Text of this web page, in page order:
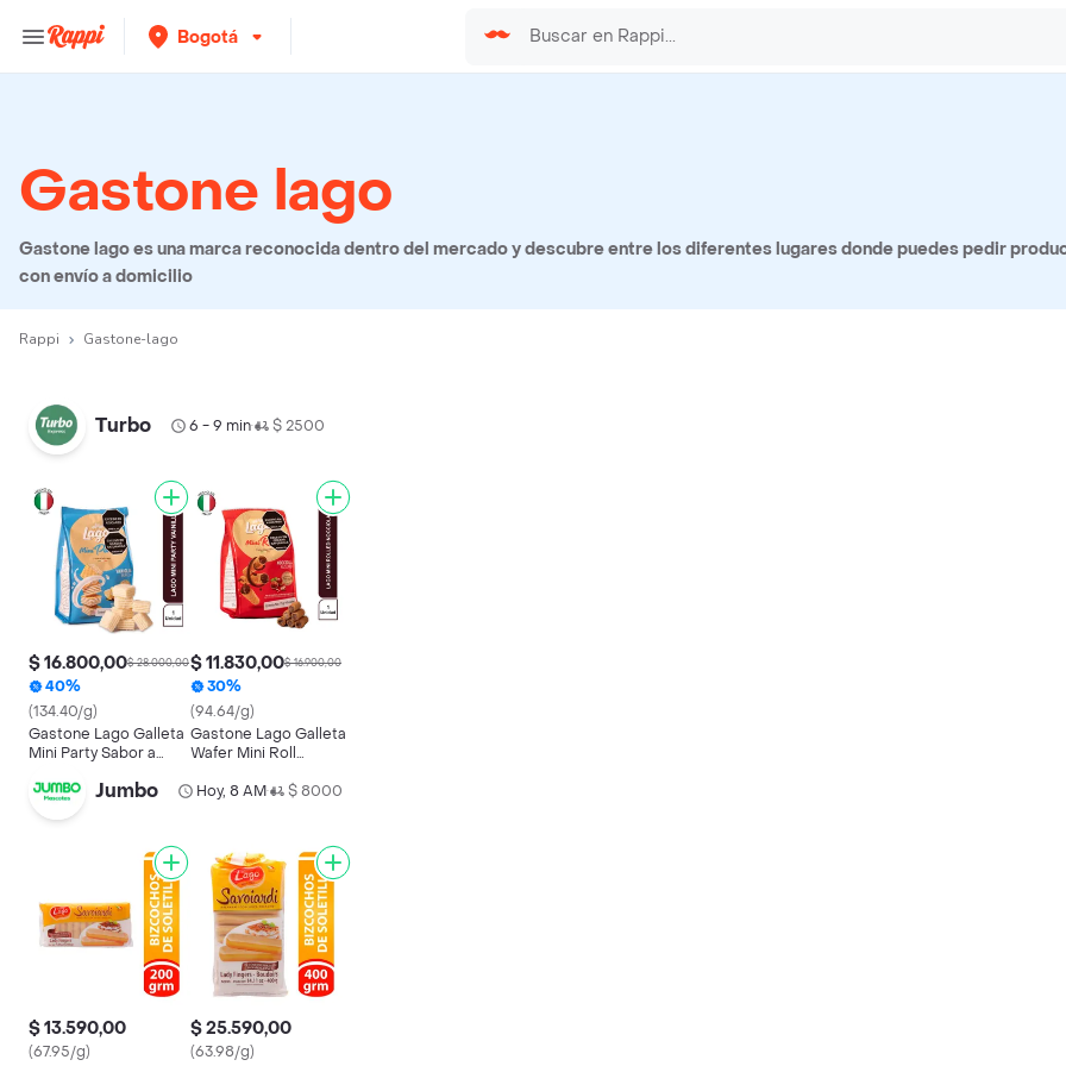
Bogotá
Gastone lago
Gastone lago es una marca reconocida dentro del mercado y descubre entre los diferentes lugares donde puedes pedir
con envío a domicilio
Rappi Gastone-lago
Turbo 6 - 9 min• $ 2500
$ 16.800,00$ 28.000,00
40%
(134.40/g)
Gastone Lago Galleta
Mini Party Sabor a
$ 11.830,00$ 16.900,00
30%
(94.64/g)
Gastone Lago Galleta
Wafer Mini Roll
Jumbo Hoy, 8 AM• $ 8000
$ 13.590,00
(67.95/g)
$ 25.590,00
(63.98/g)